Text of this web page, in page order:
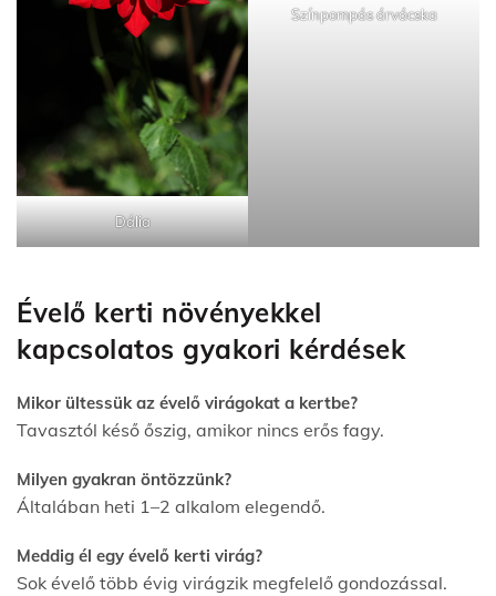
Dália
Színpompás árvácska
Évelő kerti növényekkel
kapcsolatos gyakori kérdések
Mikor ültessük az évelő virágokat a kertbe?
Tavasztól késő őszig, amikor nincs erős fagy.
Milyen gyakran öntözzünk?
Általában heti 1–2 alkalom elegendő.
Meddig él egy évelő kerti virág?
Sok évelő több évig virágzik megfelelő gondozással.